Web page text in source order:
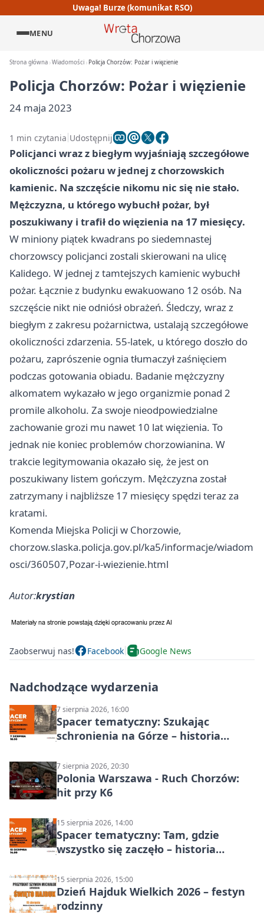
Uwaga! Burze (komunikat RSO)
MENU
Strona główna Wiadomości Policja Chorzów: Pożar i więzienie
Policja Chorzów: Pożar i więzienie
24 maja 2023
1 min czytania Udostępnij
Policjanci wraz z biegłym wyjaśniają szczegółowe
okoliczności pożaru w jednej z chorzowskich
kamienic. Na szczęście nikomu nic się nie stało.
Mężczyzna, u którego wybuchł pożar, był
poszukiwany i trafił do więzienia na 17 miesięcy.
W miniony piątek kwadrans po siedemnastej
chorzowscy policjanci zostali skierowani na ulicę
Kalidego. W jednej z tamtejszych kamienic wybuchł
pożar. Łącznie z budynku ewakuowano 12 osób. Na
szczęście nikt nie odniósł obrażeń. Śledczy, wraz z
biegłym z zakresu pożarnictwa, ustalają szczegółowe
okoliczności zdarzenia. 55-latek, u którego doszło do
pożaru, zaprószenie ognia tłumaczył zaśnięciem
podczas gotowania obiadu. Badanie mężczyzny
alkomatem wykazało w jego organizmie ponad 2
promile alkoholu. Za swoje nieodpowiedzialne
zachowanie grozi mu nawet 10 lat więzienia. To
jednak nie koniec problemów chorzowianina. W
trakcie legitymowania okazało się, że jest on
poszukiwany listem gończym. Mężczyzna został
zatrzymany i najbliższe 17 miesięcy spędzi teraz za
kratami.
Komenda Miejska Policji w Chorzowie,
chorzow.slaska.policja.gov.pl/ka5/informacje/wiadom
osci/360507,Pozar-i-wiezienie.html
Autor:krystian
Zaobserwuj nas! Facebook Google News
Nadchodzące wydarzenia
7 sierpnia 2026, 16:00
Spacer tematyczny: Szukając
schronienia na Górze – historia
7 sierpnia 2026, 20:30
Polonia Warszawa - Ruch Chorzów:
hit przy K6
15 sierpnia 2026, 14:00
Spacer tematyczny: Tam, gdzie
wszystko się zaczęło – historia
15 sierpnia 2026, 15:00
Dzień Hajduk Wielkich 2026 – festyn
rodzinny